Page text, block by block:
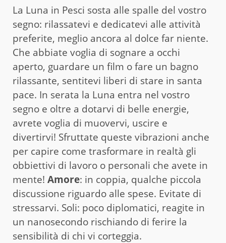
La Luna in Pesci sosta alle spalle del vostro
segno: rilassatevi e dedicatevi alle attività
preferite, meglio ancora al dolce far niente.
Che abbiate voglia di sognare a occhi
aperto, guardare un film o fare un bagno
rilassante, sentitevi liberi di stare in santa
pace. In serata la Luna entra nel vostro
segno e oltre a dotarvi di belle energie,
avrete voglia di muovervi, uscire e
divertirvi! Sfruttate queste vibrazioni anche
per capire come trasformare in realtà gli
obbiettivi di lavoro o personali che avete in
mente! Amore: in coppia, qualche piccola
discussione riguardo alle spese. Evitate di
stressarvi. Soli: poco diplomatici, reagite in
un nanosecondo rischiando di ferire la
sensibilità di chi vi corteggia.